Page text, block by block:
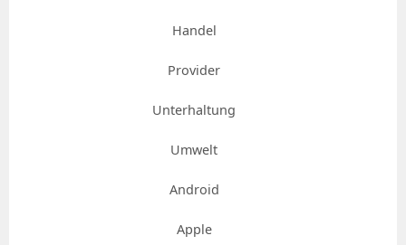
Handel
Provider
Unterhaltung
Umwelt
Android
Apple